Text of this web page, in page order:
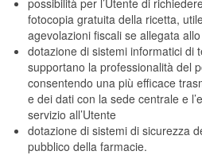
possibilità per l’Utente di
fotocopia gratuita della ricetta,
agevolazioni fiscali se allegata
dotazione di sistemi informatici di
supportano la professionalità del
consentendo una più efficace
e dei dati con la sede centrale e
servizio all’Utente
dotazione di sistemi di sicurezza
pubblico della farmacie.